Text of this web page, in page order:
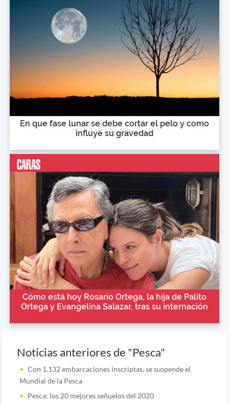
En que fase lunar se debe cortar el pelo y como
influye su gravedad
Cómo está hoy Rosario Ortega, la hija de Palito
Ortega y Evangelina Salazar, tras su internación
Noticias anteriores de "Pesca"
Con 1.132 embarcaciones inscriptas, se suspende el
Mundial de la Pesca
Pesca: los 20 mejores señuelos del 2020